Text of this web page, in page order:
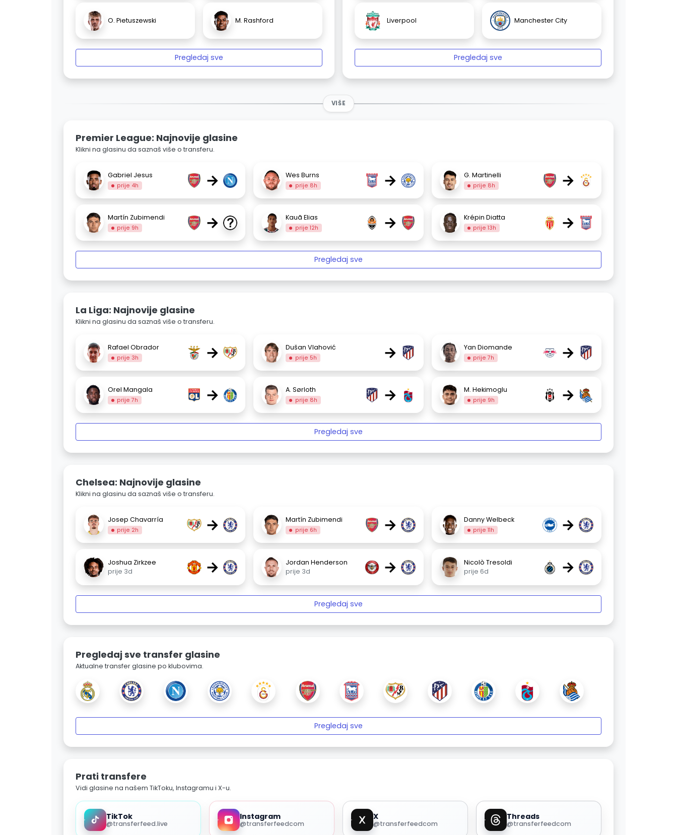
O. Pietuszewski M. Rashford
Pregledaj sve
Liverpool Manchester City
Pregledaj sve
VIŠE
Premier League: Najnovije glasine
Klikni na glasinu da saznaš više o transferu.
Gabriel Jesus
prije 4h → Wes Burns
prije 8h → G. Martinelli
prije 8h →
Martín Zubimendi
prije 9h → Kauã Elias
prije 12h → Krépin Diatta
prije 13h →
Pregledaj sve
La Liga: Najnovije glasine
Klikni na glasinu da saznaš više o transferu.
Rafael Obrador
prije 3h → Dušan Vlahović
prije 5h → Yan Diomande
prije 7h →
Orel Mangala
prije 7h → A. Sørloth
prije 8h → M. Hekimoglu
prije 9h →
Pregledaj sve
Chelsea: Najnovije glasine
Klikni na glasinu da saznaš više o transferu.
Josep Chavarría
prije 2h → Martín Zubimendi
prije 6h → Danny Welbeck
prije 11h →
Joshua Zirkzee
prije 3d
→
Jordan Henderson
prije 3d
→
Nicolò Tresoldi
prije 6d
→
Pregledaj sve
Pregledaj sve transfer glasine
Aktualne transfer glasine po klubovima.
Pregledaj sve
Prati transfere
Vidi glasine na našem TikToku, Instagramu i X-u.
TikTok
@transferfeed.live
Instagram
@transferfeedcom
X
@transferfeedcom
Threads
@transferfeedcom